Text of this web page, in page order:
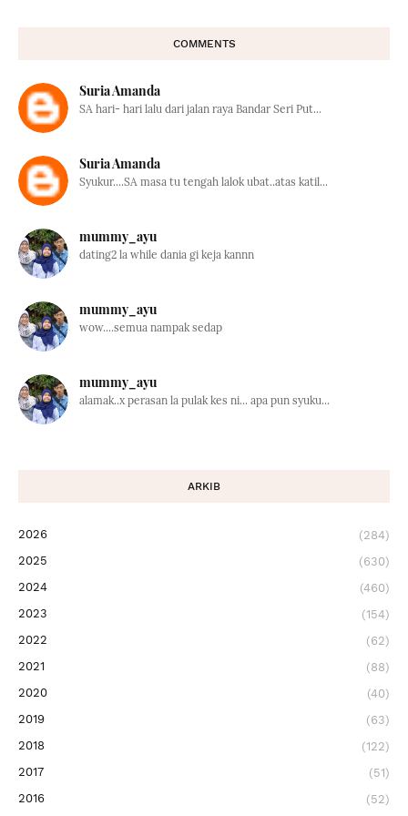
COMMENTS
Suria Amanda
SA hari- hari lalu dari jalan raya Bandar Seri Put...
Suria Amanda
Syukur....SA masa tu tengah lalok ubat..atas katil...
mummy_ayu
dating2 la while dania gi keja kannn
mummy_ayu
wow....semua nampak sedap
mummy_ayu
alamak..x perasan la pulak kes ni... apa pun syuku...
ARKIB
2026
(284)
2025
(630)
2024
(460)
2023
(154)
2022
(62)
2021
(88)
2020
(40)
2019
(63)
2018
(122)
2017
(51)
2016
(52)